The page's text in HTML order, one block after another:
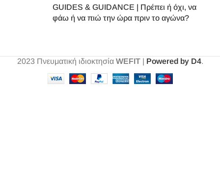
GUIDES & GUIDANCE | Πρέπει ή όχι, να
φάω ή να πιώ την ώρα πριν το αγώνα?
2023 Πνευματική ιδιοκτησία WEFIT| Powered by D4.